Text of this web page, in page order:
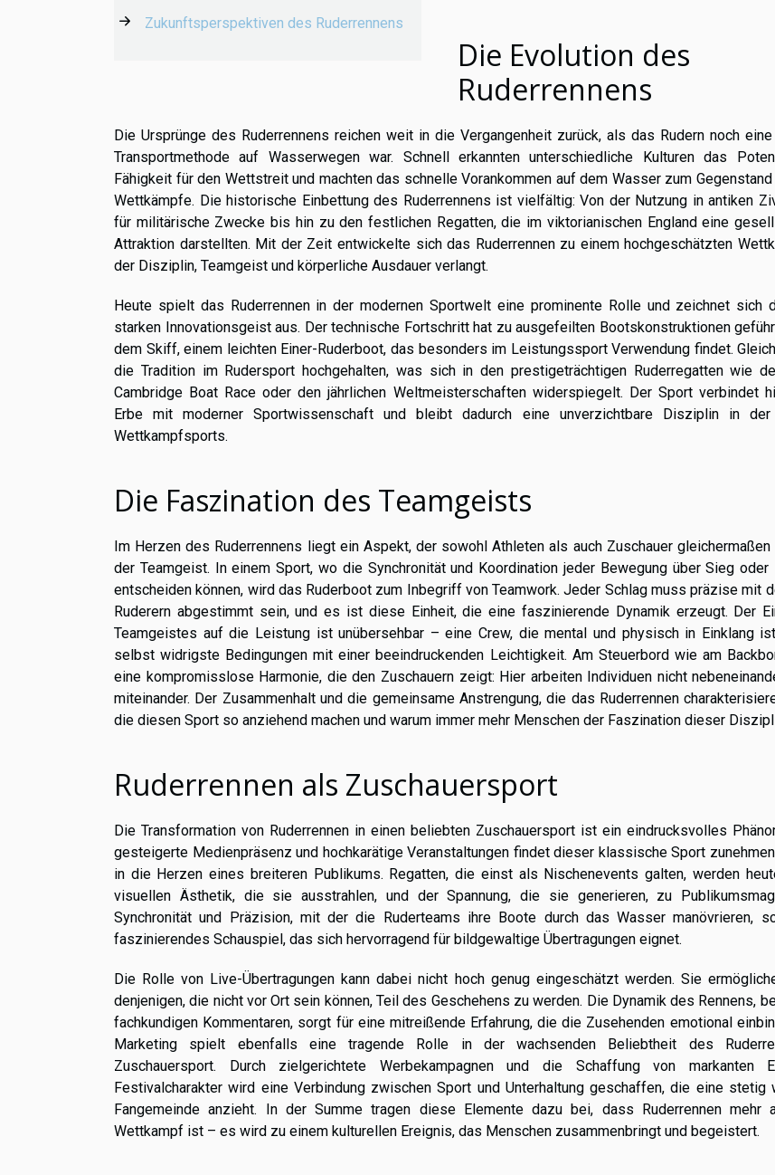
Zukunftsperspektiven des Ruderrennens
Die Evolution des
Ruderrennens
Die Ursprünge des Ruderrennens reichen weit in die Vergangenheit zurück, als das Rudern noch
Transportmethode auf Wasserwegen war. Schnell erkannten unterschiedliche Kulturen das
Fähigkeit für den Wettstreit und machten das schnelle Vorankommen auf dem Wasser zum
Wettkämpfe. Die historische Einbettung des Ruderrennens ist vielfältig: Von der Nutzung in antiken
für militärische Zwecke bis hin zu den festlichen Regatten, die im viktorianischen England eine
Attraktion darstellten. Mit der Zeit entwickelte sich das Ruderrennen zu einem hochgeschätzten
der Disziplin, Teamgeist und körperliche Ausdauer verlangt.
Heute spielt das Ruderrennen in der modernen Sportwelt eine prominente Rolle und zeichnet sich
starken Innovationsgeist aus. Der technische Fortschritt hat zu ausgefeilten Bootskonstruktionen
dem Skiff, einem leichten Einer-Ruderboot, das besonders im Leistungssport Verwendung findet.
die Tradition im Rudersport hochgehalten, was sich in den prestigeträchtigen Ruderregatten wie
Cambridge Boat Race oder den jährlichen Weltmeisterschaften widerspiegelt. Der Sport verbindet
Erbe mit moderner Sportwissenschaft und bleibt dadurch eine unverzichtbare Disziplin in
Wettkampfsports.
Die Faszination des Teamgeists
Im Herzen des Ruderrennens liegt ein Aspekt, der sowohl Athleten als auch Zuschauer
der Teamgeist. In einem Sport, wo die Synchronität und Koordination jeder Bewegung über Sieg oder
entscheiden können, wird das Ruderboot zum Inbegriff von Teamwork. Jeder Schlag muss präzise mit
Ruderern abgestimmt sein, und es ist diese Einheit, die eine faszinierende Dynamik erzeugt. Der
Teamgeistes auf die Leistung ist unübersehbar – eine Crew, die mental und physisch in Einklang
selbst widrigste Bedingungen mit einer beeindruckenden Leichtigkeit. Am Steuerbord wie am
eine kompromisslose Harmonie, die den Zuschauern zeigt: Hier arbeiten Individuen nicht
miteinander. Der Zusammenhalt und die gemeinsame Anstrengung, die das Ruderrennen
die diesen Sport so anziehend machen und warum immer mehr Menschen der Faszination dieser
Ruderrennen als Zuschauersport
Die Transformation von Ruderrennen in einen beliebten Zuschauersport ist ein eindrucksvolles
gesteigerte Medienpräsenz und hochkarätige Veranstaltungen findet dieser klassische Sport
in die Herzen eines breiteren Publikums. Regatten, die einst als Nischenevents galten, werden
visuellen Ästhetik, die sie ausstrahlen, und der Spannung, die sie generieren, zu
Synchronität und Präzision, mit der die Ruderteams ihre Boote durch das Wasser manövrieren,
faszinierendes Schauspiel, das sich hervorragend für bildgewaltige Übertragungen eignet.
Die Rolle von Live-Übertragungen kann dabei nicht hoch genug eingeschätzt werden. Sie
denjenigen, die nicht vor Ort sein können, Teil des Geschehens zu werden. Die Dynamik des Rennens,
fachkundigen Kommentaren, sorgt für eine mitreißende Erfahrung, die die Zusehenden emotional
Marketing spielt ebenfalls eine tragende Rolle in der wachsenden Beliebtheit des
Zuschauersport. Durch zielgerichtete Werbekampagnen und die Schaffung von markanten
Festivalcharakter wird eine Verbindung zwischen Sport und Unterhaltung geschaffen, die eine stetig
Fangemeinde anzieht. In der Summe tragen diese Elemente dazu bei, dass Ruderrennen mehr
Wettkampf ist – es wird zu einem kulturellen Ereignis, das Menschen zusammenbringt und begeistert.